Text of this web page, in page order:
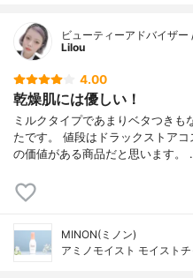
ビューティーアドバイザ
Lilou
4.00
乾燥肌には優しい！
ミルクタイプであまりベタつきも
たです。 値段はドラックストア
の価値がある商品だと思います。
MINON(ミノン)
アミノモイスト モイスト